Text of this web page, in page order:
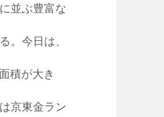
並ぶ豊富な
。今日は、
積が大き
京東金ラン